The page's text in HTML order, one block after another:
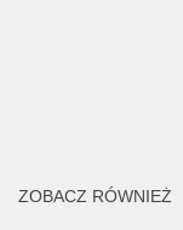
ZOBACZ RÓWNIEŻ